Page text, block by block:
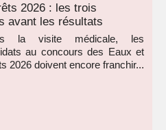
2026 : les trois
avant les résultats
la visite médicale, les
au concours des Eaux et
2026 doivent encore franchir...